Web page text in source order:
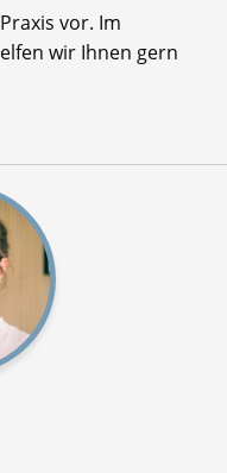
vor. Im
wir Ihnen gern